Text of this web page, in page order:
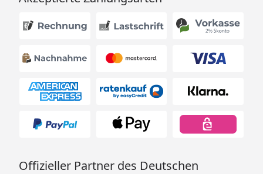
Offizieller Partner des Deutschen